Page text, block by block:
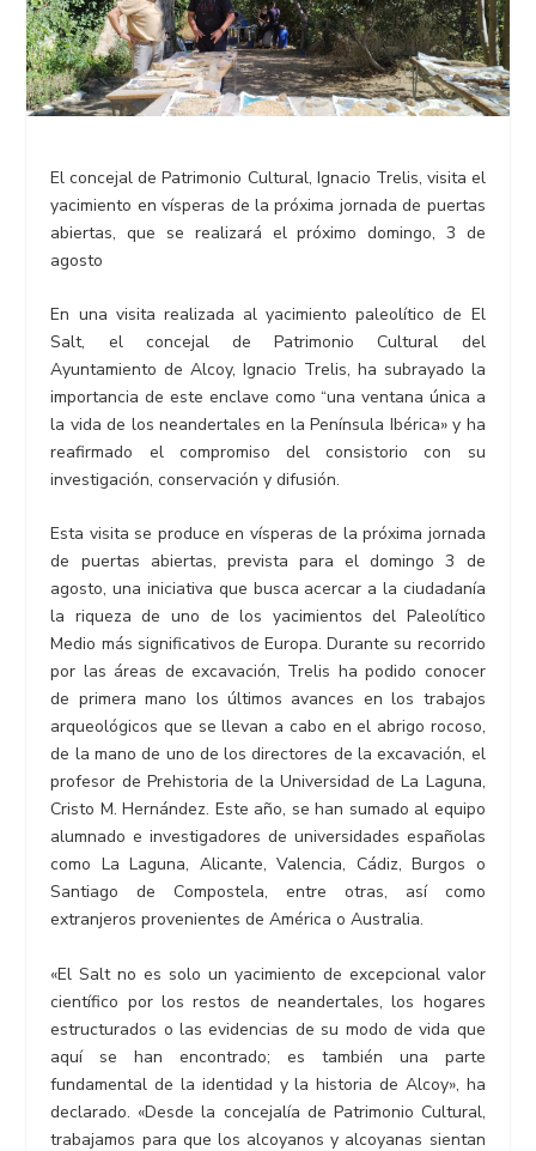
El concejal de Patrimonio Cultural, Ignacio Trelis, visita el
yacimiento en vísperas de la próxima jornada de puertas
abiertas, que se realizará el próximo domingo, 3 de
agosto
En una visita realizada al yacimiento paleolítico de El
Salt, el concejal de Patrimonio Cultural del
Ayuntamiento de Alcoy, Ignacio Trelis, ha subrayado la
importancia de este enclave como “una ventana única a
la vida de los neandertales en la Península Ibérica» y ha
reafirmado el compromiso del consistorio con su
investigación, conservación y difusión.
Esta visita se produce en vísperas de la próxima jornada
de puertas abiertas, prevista para el domingo 3 de
agosto, una iniciativa que busca acercar a la ciudadanía
la riqueza de uno de los yacimientos del Paleolítico
Medio más significativos de Europa. Durante su recorrido
por las áreas de excavación, Trelis ha podido conocer
de primera mano los últimos avances en los trabajos
arqueológicos que se llevan a cabo en el abrigo rocoso,
de la mano de uno de los directores de la excavación, el
profesor de Prehistoria de la Universidad de La Laguna,
Cristo M. Hernández. Este año, se han sumado al equipo
alumnado e investigadores de universidades españolas
como La Laguna, Alicante, Valencia, Cádiz, Burgos o
Santiago de Compostela, entre otras, así como
extranjeros provenientes de América o Australia.
«El Salt no es solo un yacimiento de excepcional valor
científico por los restos de neandertales, los hogares
estructurados o las evidencias de su modo de vida que
aquí se han encontrado; es también una parte
fundamental de la identidad y la historia de Alcoy», ha
declarado. «Desde la concejalía de Patrimonio Cultural,
trabajamos para que los alcoyanos y alcoyanas sientan